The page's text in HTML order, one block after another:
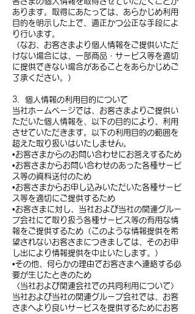
あります。取得にあたっては、あらかじめ利用
目的を明示した上で、適正かつ公正な手段によ
り行います。
（なお、お客さまより個人情報をご提供いただ
けない場合には、一部商品・サービス等を適切
に提供できない場合があることをあらかじめご
了承ください。）
3．個人情報の利用目的について
当社ホームページでは、お客さまよりご提供い
ただいた個人情報を、以下の目的により、利用
させていただきます。以下の利用目的の範囲を
超えた取り扱いはいたしません。
•お客さまからのお問い合わせにお答えするため
•お客さまからお問い合わせのあった各種サービ
ス等の資料送付のため
•お客さまからお申し込みいただいた各種サービ
ス等を適切にご提供するため
•お客さまに対し、当社および当社の関連グルー
プ会社にて取り扱う各種サービス等の有用な情
報をご提供するため（このような情報提供を希
望されないお客さまにつきましては、そのお申
し出により情報提供を中止いたします。）
•その他、何らかの理由でお客さまへ連絡する必
要が生じたときのため
〈当社および関連会社での共同利用について〉
当社および当社の関連グループ会社では、お客
さまへより良いサービスを提供するためにお客